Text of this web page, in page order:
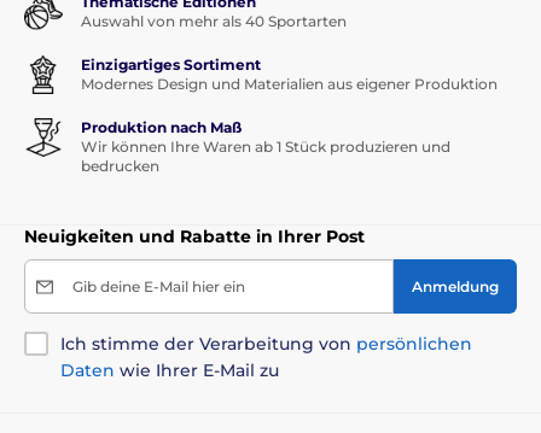
Auswahl von mehr als 40 Sportarten
Einzigartiges Sortiment
Modernes Design und Materialien aus eigener Produktion
Produktion nach Maß
Wir können Ihre Waren ab 1 Stück produzieren und
bedrucken
Neuigkeiten und Rabatte in Ihrer Post
Gib deine E-Mail hier ein Anmeldung
Ich stimme der Verarbeitung von persönlichen
Daten wie Ihrer E-Mail zu